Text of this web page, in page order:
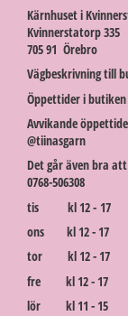
Kärnhuset i
Kvinnerstatorp 335
705 91 Örebro
Vägbeskrivning till
Öppettider i
Avvikande
@tiinasgarn
Det går även bra
0768-506308
tis kl 12 - 17
ons kl 12 - 17
tor kl 12 - 17
fre kl 12 - 17
lör kl 11 - 15